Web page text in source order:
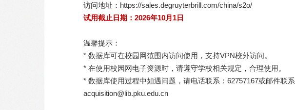
访问地址：https://sales.degruyterbrill.com/china/s2o/
试用截止日期：2026年10月1日
温馨提示：
* 数据库可在校园网范围内访问使用，支持VPN校外访问。
* 在使用校园网电子资源时，请遵守学校相关规定，合理使用。
* 数据库使用过程中如遇问题，请电话联系：62757167或邮件联系
acquisition@lib.pku.edu.cn